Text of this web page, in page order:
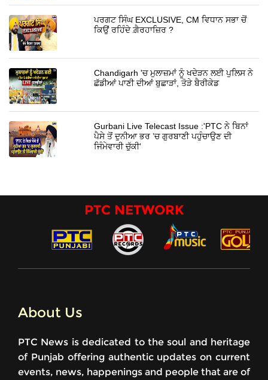
ਪਰਗਟ ਸਿੰਘ EXCLUSIVE, CM ਵਿਧਾਨ ਸਭਾ ਚੋਂ
ਕਿਉਂ ਰਹਿੰਦੇ ਗ਼ੈਰਹਾਜ਼ਿਰ ?
Chandigarh 'ਚ ਮੁਲਾਜ਼ਮਾਂ ਨੂੰ ਖਦੇੜਨ ਲਈ ਪੁਲਿਸ ਨੇ
ਛੱਡੀਆਂ ਪਾਣੀ ਦੀਆਂ ਬੁਛਾੜਾਂ, ਤੋੜੇ ਬੈਰੀਕੇਡ
Gurbani Live Telecast Issue :'PTC ਨੇ ਬਿਨਾਂ
ਪੈਸੇ ਤੋਂ ਦੁਨੀਆ ਭਰ ’ਚ ਗੁਰਬਾਣੀ ਪਹੁੰਚਾਉਣ ਦੀ
ਜਿੰਮੇਵਾਰੀ ਚੁੱਕੀ’
PTC NETWORK
About Us
PTC News is dedicated to the soul and heritage
of Punjab offering authentic updates on current
events, news, happenings and people that are of